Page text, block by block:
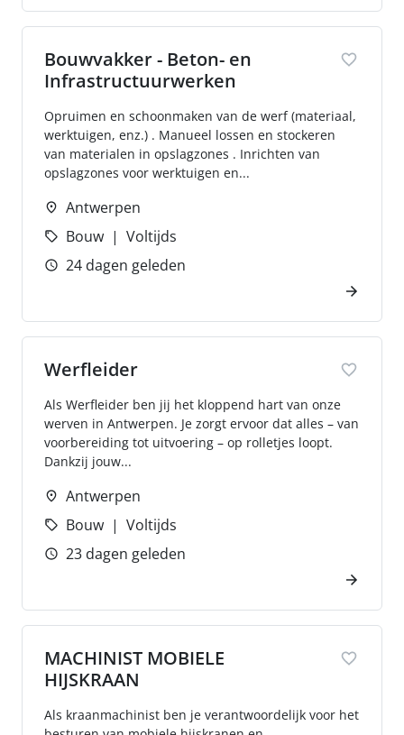
Bouwvakker - Beton- en
Infrastructuurwerken
Opruimen en schoonmaken van de werf (materiaal,
werktuigen, enz.) . Manueel lossen en stockeren
van materialen in opslagzones . Inrichten van
opslagzones voor werktuigen en...
Antwerpen
Bouw
Voltijds
24 dagen geleden
Werfleider
Als Werfleider ben jij het kloppend hart van onze
werven in Antwerpen. Je zorgt ervoor dat alles – van
voorbereiding tot uitvoering – op rolletjes loopt.
Dankzij jouw...
Antwerpen
Bouw
Voltijds
23 dagen geleden
MACHINIST MOBIELE
HIJSKRAAN
Als kraanmachinist ben je verantwoordelijk voor het